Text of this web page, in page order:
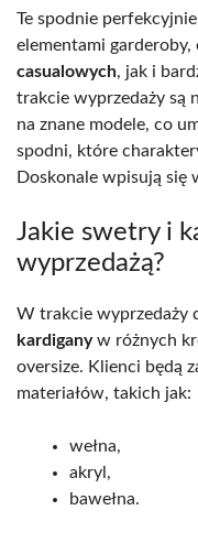
Te spodnie
elementami
casualowych, jak i
trakcie wyprzedaży są
na znane modele, co
spodni, które
Doskonale wpisują się
Jakie swetry i
wyprzedażą?
W trakcie wyprzedaży
kardiganyw różnych
oversize. Klienci będą
materiałów, takich jak:
wełna,
akryl,
bawełna.